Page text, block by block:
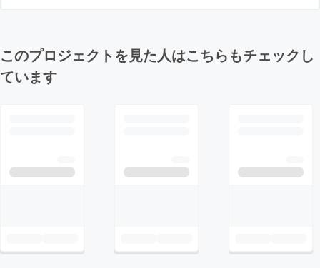
このプロジェクトを見た人はこちらもチェックし
ています